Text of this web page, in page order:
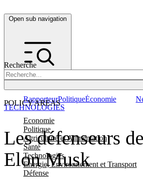
Open sub navigation
Recherche
POLICY AREAS
Economie
Politique
Agriculture et Alimentation
Santé
Technologies
Energie, Environnement et Transport
Défense
RapporteurPolitiqueÉconomie
Les défenseurs
Elon Musk
TECHNOLOGIES